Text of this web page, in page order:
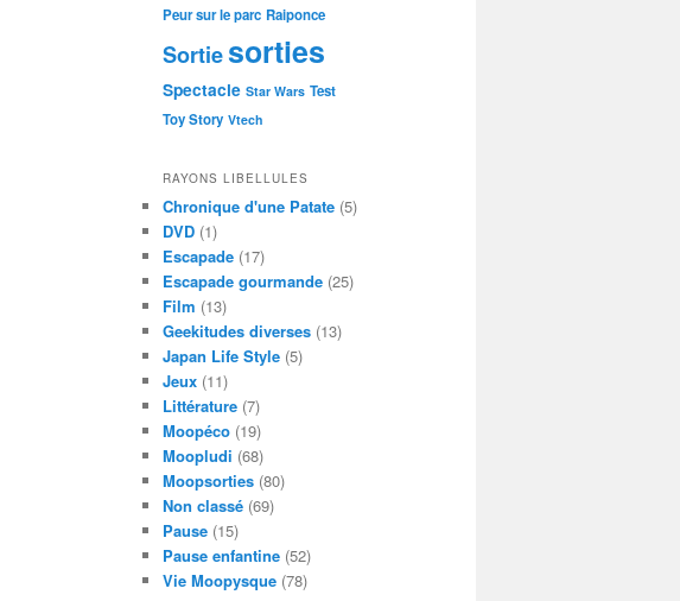
Peur sur le parc Raiponce
Sortiesorties
Spectacle Star Wars Test
Toy Story Vtech
RAYONS LIBELLULES
Chronique d'une Patate (5)
DVD (1)
Escapade (17)
Escapade gourmande (25)
Film (13)
Geekitudes diverses (13)
Japan Life Style (5)
Jeux (11)
Littérature (7)
Moopéco (19)
Moopludi (68)
Moopsorties (80)
Non classé (69)
Pause (15)
Pause enfantine (52)
Vie Moopysque (78)